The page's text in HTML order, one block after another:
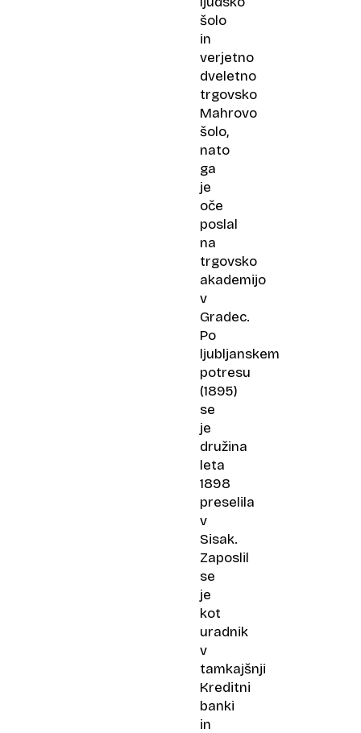
šolo
in
verjetno
dveletno
trgovsko
Mahrovo
šolo,
nato
ga
je
oče
poslal
na
trgovsko
akademijo
v
Gradec.
Po
ljubljanskem
potresu
(1895)
se
je
družina
leta
1898
preselila
v
Sisak.
Zaposlil
se
je
kot
uradnik
v
tamkajšnji
Kreditni
banki
in